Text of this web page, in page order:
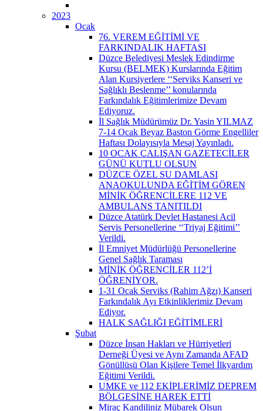
2023
Ocak
76. VEREM EĞİTİMİ VE
FARKINDALIK HAFTASI
Düzce Belediyesi Meslek Edindirme
Kursu (BELMEK) Kurslarında Eğitim
Alan Kursiyerlere ‘‘Serviks Kanseri ve
Sağlıklı Beslenme’’ konularında
Farkındalık Eğitimlerimize Devam
Ediyoruz.
İl Sağlık Müdürümüz Dr. Yasin YILMAZ
7-14 Ocak Beyaz Baston Görme Engelliler
Haftası Dolayısıyla Mesaj Yayınladı.
10 OCAK ÇALIŞAN GAZETECİLER
GÜNÜ KUTLU OLSUN
DÜZCE ÖZEL SU DAMLASI
ANAOKULUNDA EĞİTİM GÖREN
MİNİK ÖĞRENCİLERE 112 VE
AMBULANS TANITILDI
Düzce Atatürk Devlet Hastanesi Acil
Servis Personellerine ‘‘Triyaj Eğitimi’’
Verildi.
İl Emniyet Müdürlüğü Personellerine
Genel Sağlık Taraması
MİNİK ÖĞRENCİLER 112’İ
ÖĞRENİYOR.
1-31 Ocak Serviks (Rahim Ağzı) Kanseri
Farkındalık Ayı Etkinliklerimiz Devam
Ediyor.
HALK SAĞLIĞI EĞİTİMLERİ
Şubat
Düzce İnsan Hakları ve Hürriyetleri
Derneği Üyesi ve Aynı Zamanda AFAD
Gönüllüsü Olan Kişilere Temel İlkyardım
Eğitimi Verildi.
UMKE ve 112 EKİPLERİMİZ DEPREM
BÖLGESİNE HAREK ETTİ
Miraç Kandiliniz Mübarek Olsun